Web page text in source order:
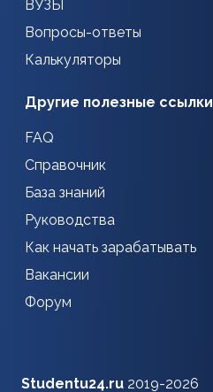
ВУЗЫ
Вопросы-ответы
Калькуляторы
Другие полезные ссылки
FAQ
Справочник
База знаний
Руководства
Как начать зарабатывать
Вакансии
Форум
Studentu24.ru 2019-2026